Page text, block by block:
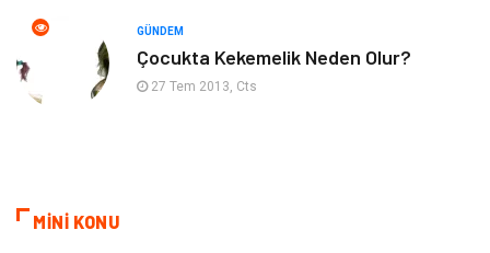
Kanser GÜNDEM
Çocukta Kekemelik Neden Olur?
27 Tem 2013, Cts
MİNİ KONU